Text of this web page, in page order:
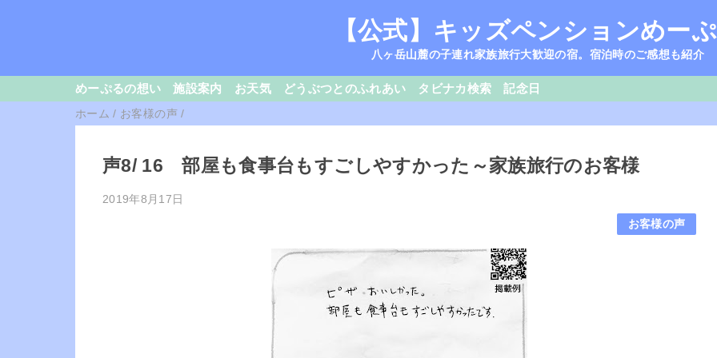
【公式】キッズペンションめー
八ヶ岳山麓の子連れ家族旅行大歓迎の宿。宿泊時のご感想も紹介
めーぷるの想い 施設案内 お天気 どうぶつとのふれあい タビナカ検索 記念日
ホーム / お客様の声 /
声8/ 16 部屋も食事台もすごしやすかった～家族旅行のお客様
2019年8月17日
お客様の声